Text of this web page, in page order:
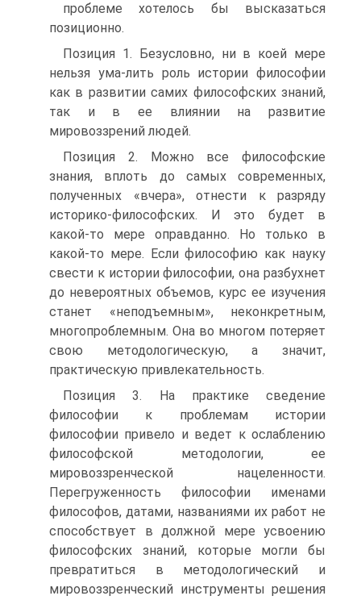
проблеме хотелось бы высказаться
позиционно.
Позиция 1. Безусловно, ни в коей мере
нельзя ума-лить роль истории философии
как в развитии самих философских знаний,
так и в ее влиянии на развитие
мировоззрений людей.
Позиция 2. Можно все философские
знания, вплоть до самых современных,
полученных «вчера», отнести к разряду
историко-философских. И это будет в
какой-то мере оправданно. Но только в
какой-то мере. Если философию как науку
свести к истории философии, она разбухнет
до невероятных объемов, курс ее изучения
станет «неподъемным», неконкретным,
многопроблемным. Она во многом потеряет
свою методологическую, а значит,
практическую привлекательность.
Позиция 3. На практике сведение
философии к проблемам истории
философии привело и ведет к ослаблению
философской методологии, ее
мировоззренческой нацеленности.
Перегруженность философии именами
философов, датами, названиями их работ не
способствует в должной мере усвоению
философских знаний, которые могли бы
превратиться в методологический и
мировоззренческий инструменты решения